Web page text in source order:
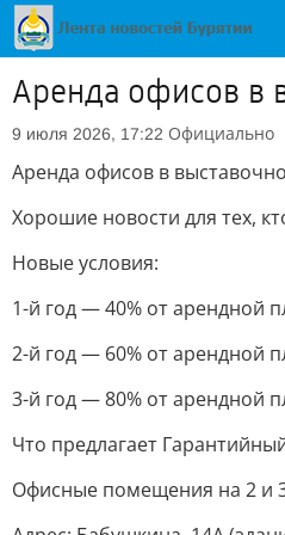
Аренда офисов в
9 июля 2026, 17:22 Официально
Аренда офисов в
Хорошие новости для тех,
Новые условия:
1-й год — 40% от арендной
2-й год — 60% от арендной
3-й год — 80% от арендной
Что предлагает
Офисные помещения на 2 и